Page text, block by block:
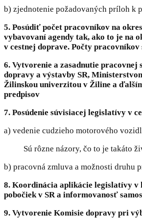
b) zjednotenie požadovaných príloh k
5. Posúdiť počet pracovníkov na
vybavovaní agendy tak, ako to je na
v cestnej doprave. Počty
6. Vytvorenie a zasadnutie
dopravy a výstavby SR,
Žilinskou univerzitou v Žiline a
predpisov
7. Posúdenie súvisiacej legislatívy v
a) vedenie cudzieho motorového
Sú rôzne názory, čo to je takáto
b) pracovná zmluva a možnosti druhu
8. Koordinácia aplikácie legislatívy v
pobočiek v SR a informovanosť
9. Vytvorenie Komisie dopravy pri